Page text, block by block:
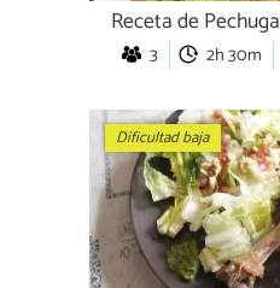
Receta de
3 2h 30m
Dificultad baja